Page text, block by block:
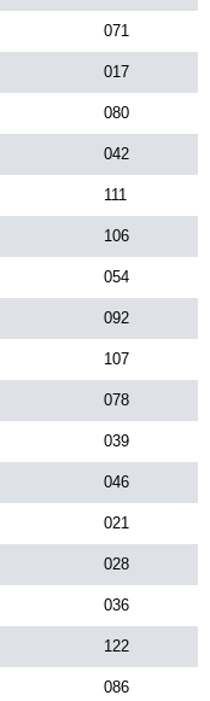
071
017
080
042
111
106
054
092
107
078
039
046
021
028
036
122
086